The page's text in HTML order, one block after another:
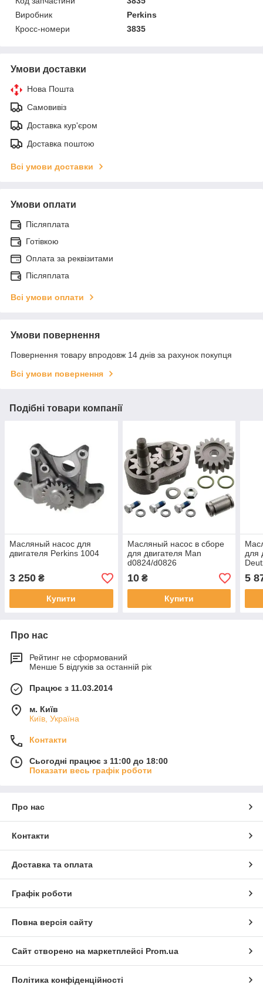
Виробник
Perkins
Кросс-номери
3835
Умови доставки
Нова Пошта
Самовивіз
Доставка кур'єром
Доставка поштою
Всі умови доставки
Умови оплати
Післяплата
Готівкою
Оплата за реквізитами
Післяплата
Всі умови оплати
Умови повернення
Повернення товару впродовж 14 днів за рахунок покупця
Всі умови повернення
Подібні товари компанії
Масляный насос для
двигателя Perkins 1004
3 250 ₴
Купити
Масляный насос в сборе
для двигателя Man
d0824/d0826
10₴
Купити
для
5
Про нас
Рейтинг не сформований
Менше 5 відгуків за останній рік
Працює з 11.03.2014
м. Київ
Київ, Україна
Контакти
Сьогодні працює з 11:00 до 18:00
Показати весь графік роботи
Про нас
Контакти
Доставка та оплата
Графік роботи
Повна версія сайту
Сайт створено на маркетплейсі Prom.ua
Політика конфіденційності